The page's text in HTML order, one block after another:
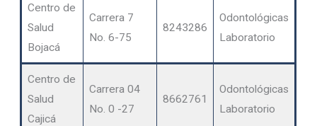
Centro de
Salud
Bojacá
Carrera 7
No. 6-75
8243286
Odontológicas
Laboratorio
Centro de
Salud
Cajicá
Carrera 04
No. 0 -27
8662761
Odontológicas
Laboratorio